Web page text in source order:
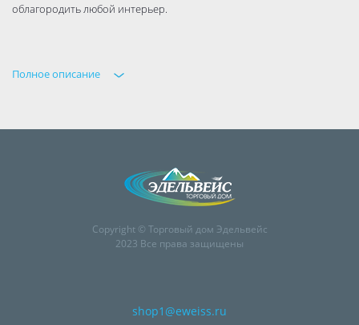
облагородить любой интерьер.
Полное описание
Copyright © Торговый дом Эдельвейс
2023 Все права защищены
shop1@eweiss.ru